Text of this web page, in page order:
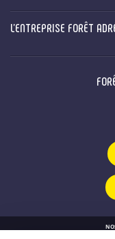
L'ENTREPRISE FORÊT